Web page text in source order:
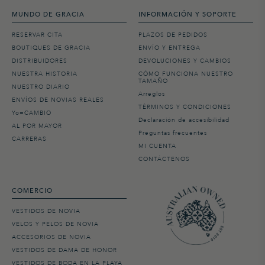
MUNDO DE GRACIA
RESERVAR CITA
BOUTIQUES DE GRACIA
DISTRIBUIDORES
NUESTRA HISTORIA
NUESTRO DIARIO
ENVÍOS DE NOVIAS REALES
Yo=CAMBIO
AL POR MAYOR
CARRERAS
INFORMACIÓN Y SOPORTE
PLAZOS DE PEDIDOS
ENVÍO Y ENTREGA
DEVOLUCIONES Y CAMBIOS
CÓMO FUNCIONA NUESTRO
TAMAÑO
Arreglos
TÉRMINOS Y CONDICIONES
Declaración de accesibilidad
Preguntas frecuentes
MI CUENTA
CONTÁCTENOS
COMERCIO
VESTIDOS DE NOVIA
VELOS Y PELOS DE NOVIA
ACCESORIOS DE NOVIA
VESTIDOS DE DAMA DE HONOR
VESTIDOS DE BODA EN LA PLAYA